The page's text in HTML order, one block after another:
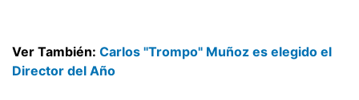
Ver También: Carlos "Trompo" Muñoz es elegido el
Director del Año